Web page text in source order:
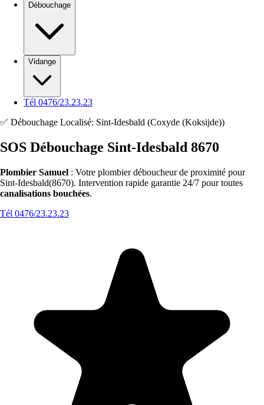
Débouchage
Vidange
Tél 0476/23.23.23
✅ Débouchage Localisé: Sint-Idesbald (Coxyde (Koksijde))
SOS Débouchage Sint-Idesbald 8670
Plombier Samuel : Votre plombier déboucheur de proximité pour
Sint-Idesbald(8670). Intervention rapide garantie 24/7 pour toutes
canalisations bouchées.
Tél 0476/23.23.23